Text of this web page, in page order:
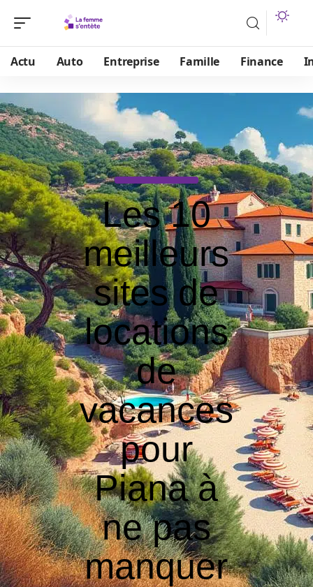
Actu Auto Entreprise Famille Finance
Les 10
meilleurs
sites de
locations
de
vacances
pour
Piana à
ne pas
manquer